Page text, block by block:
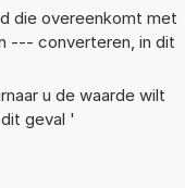
die overeenkomt met
--- converteren, in dit
u de waarde wilt
geval '